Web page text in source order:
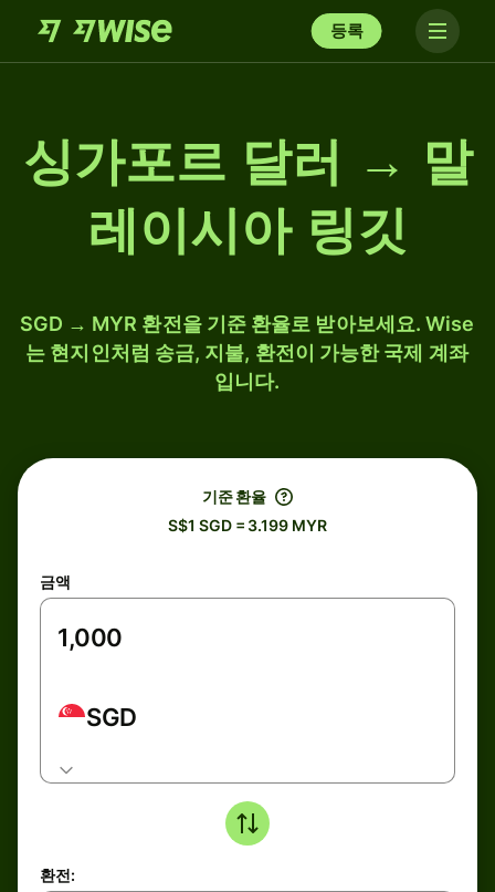
등록
싱가포르 달러 → 말
레이시아 링깃
SGD → MYR 환전을 기준 환율로 받아보세요. Wise
는 현지인처럼 송금, 지불, 환전이 가능한 국제 계좌
입니다.
기준 환율
S$1 SGD = 3.199 MYR
금액
SGD
환전: